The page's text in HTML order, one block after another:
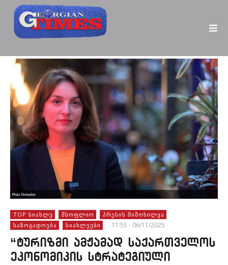
TOP ᲡᲘᲐᲮᲚᲔ ᲛᲡᲝᲤᲚᲘᲝ
ᲞᲠᲔᲡᲘᲡ ᲛᲘᲛᲝᲮᲘᲚᲕᲐ
ᲡᲐᲖᲝᲒᲐᲓᲝᲔᲑᲐ
ᲡᲘᲐᲮᲚᲔᲔᲑᲘ 11:55 - 06/11/2025
“ტურიზმი ამჟამად საქართველოს
ეკონომიკის სტრატეგიული